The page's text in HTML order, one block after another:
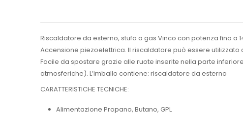
Riscaldatore da esterno, stufa a gas Vinco con potenza fino a
Accensione piezoelettrica. Il riscaldatore può essere
Facile da spostare grazie alle ruote inserite nella parte
atmosferiche). L’imballo contiene: riscaldatore da esterno
CARATTERISTICHE TECNICHE:
Alimentazione Propano, Butano, GPL